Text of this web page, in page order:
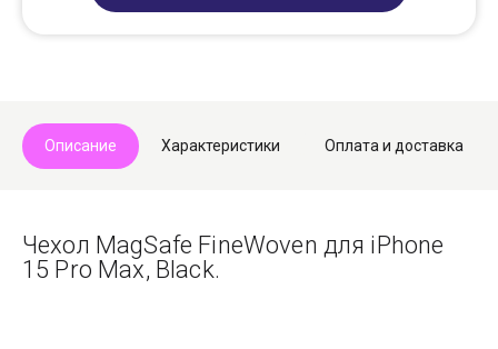
Описание Характеристики Оплата и доставка
Чехол MagSafe FineWoven для iPhone
15 Pro Max, Black.